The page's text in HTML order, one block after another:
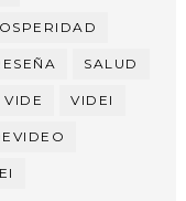
SALUD
VIDE VIDEI